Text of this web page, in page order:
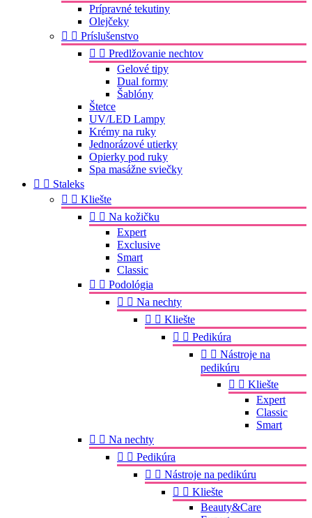
Prípravné tekutiny
Olejčeky
  Príslušenstvo
  Predlžovanie nechtov
Gelové tipy
Dual formy
Šablóny
Štetce
UV/LED Lampy
Krémy na ruky
Jednorázové utierky
Opierky pod ruky
Spa masážne sviečky
  Staleks
  Kliešte
  Na kožičku
Expert
Exclusive
Smart
Classic
  Podológia
  Na nechty
  Kliešte
  Pedikúra
  Nástroje na
pedikúru
  Kliešte
Expert
Classic
Smart
  Na nechty
  Pedikúra
  Nástroje na pedikúru
  Kliešte
Beauty&Care